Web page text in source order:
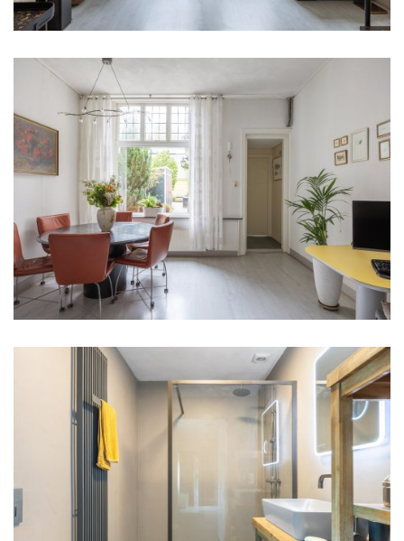
392 m
Indeling
Aantal kamers
5 kamers (3 slaapkamers)
Aantal kamers
5 kamers (3 slaapkamers)
Aantal woonlagen
1
Energie
Energielabel